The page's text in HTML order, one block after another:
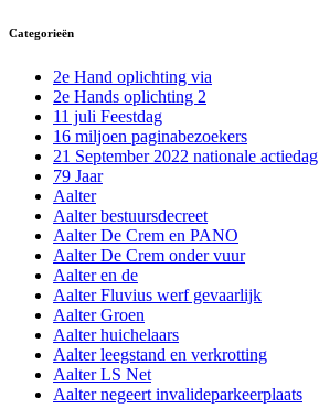
Categorieën
2e Hand oplichting via
2e Hands oplichting 2
11 juli Feestdag
16 miljoen paginabezoekers
21 September 2022 nationale actiedag
79 Jaar
Aalter
Aalter bestuursdecreet
Aalter De Crem en PANO
Aalter De Crem onder vuur
Aalter en de
Aalter Fluvius werf gevaarlijk
Aalter Groen
Aalter huichelaars
Aalter leegstand en verkrotting
Aalter LS Net
Aalter negeert invalideparkeerplaats